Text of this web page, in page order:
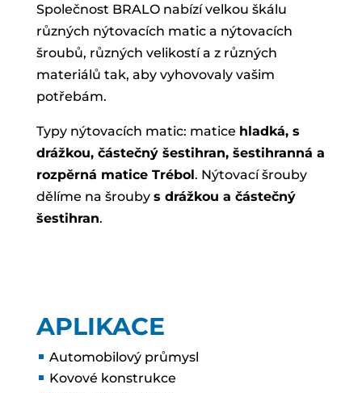
Společnost BRALO nabízí velkou škálu
různých nýtovacích matic a nýtovacích
šroubů, různých velikostí a z různých
materiálů tak, aby vyhovovaly vašim
potřebám.
Typy nýtovacích matic: matice hladká, s
drážkou, částečný šestihran, šestihranná a
rozpěrná matice Trébol. Nýtovací šrouby
dělíme na šrouby s drážkou a částečný
šestihran.
APLIKACE
Automobilový průmysl
Kovové konstrukce